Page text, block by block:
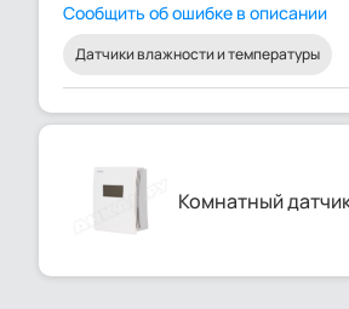
Сообщить об ошибке в описании
Датчики влажности и температуры
Комнатный